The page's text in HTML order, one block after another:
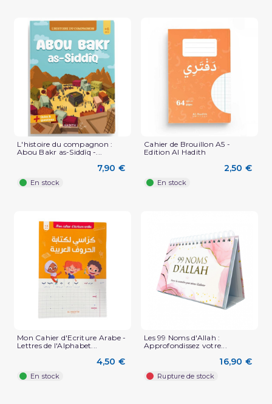
L'histoire du compagnon :
Abou Bakr as-Siddîq -...
7,90 €
En stock
Cahier de Brouillon A5 -
Edition Al Hadith
2,50 €
En stock
Mon Cahier d'Ecriture Arabe -
Lettres de l'Alphabet...
4,50 €
En stock
Les 99 Noms d'Allah :
Approfondissez votre...
16,90 €
Rupture de stock